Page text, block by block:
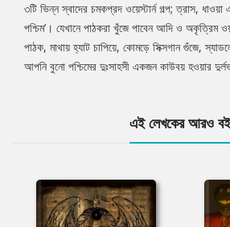
Tab
Article
৩টি ভিন্ন স্বাদের চমকপ্রদ ওয়েস্টার্ন গল্প; ত্রাস,
পশ্চিম’। যেখানে পাঠকরা খুঁজে পাবেন আদি ও অকৃত্রিম
পাঠক, মাথায় হ্যাট চাপিয়ে, কোমড়ে সিক্সগান গুঁজে,
আপনি বুনো পশ্চিমের দুঃসাহসী একজন কাউবয় হওয়ার
এই লেখকের আরও বই